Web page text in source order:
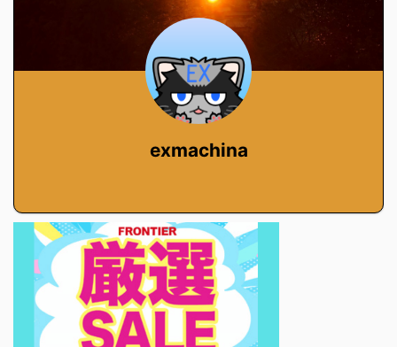
exmachina